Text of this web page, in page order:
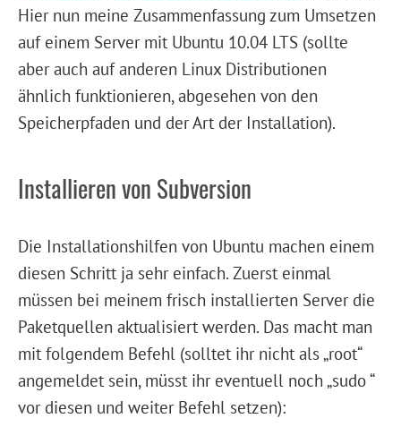
Hier nun meine Zusammenfassung zum Umsetzen
auf einem Server mit Ubuntu 10.04 LTS (sollte
aber auch auf anderen Linux Distributionen
ähnlich funktionieren, abgesehen von den
Speicherpfaden und der Art der Installation).
Installieren von Subversion
Die Installationshilfen von Ubuntu machen einem
diesen Schritt ja sehr einfach. Zuerst einmal
müssen bei meinem frisch installierten Server die
Paketquellen aktualisiert werden. Das macht man
mit folgendem Befehl (solltet ihr nicht als „root“
angemeldet sein, müsst ihr eventuell noch „sudo “
vor diesen und weiter Befehl setzen):